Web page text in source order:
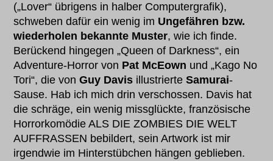
(„Lover“ übrigens in halber Computergrafik),
schweben dafür ein wenig im Ungefähren bzw.
wiederholen bekannte Muster, wie ich finde.
Berückend hingegen „Queen of Darkness“, ein
Adventure-Horror von Pat McEown und „Kago No
Tori“, die vonGuy Davis illustrierteSamurai-
Sause. Hab ich mich drin verschossen. Davis hat
die schräge, ein wenig missglückte, französische
Horrorkomödie ALS DIE ZOMBIES DIE WELT
AUFFRASSEN bebildert, sein Artwork ist mir
irgendwie im Hinterstübchen hängen geblieben.